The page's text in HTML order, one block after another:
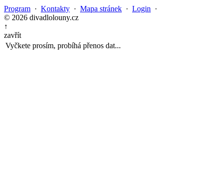
Program · Kontakty · Mapa stránek · Login ·
© 2026 divadlolouny.cz
↑
zavřít
Vyčkete prosím, probíhá přenos dat...